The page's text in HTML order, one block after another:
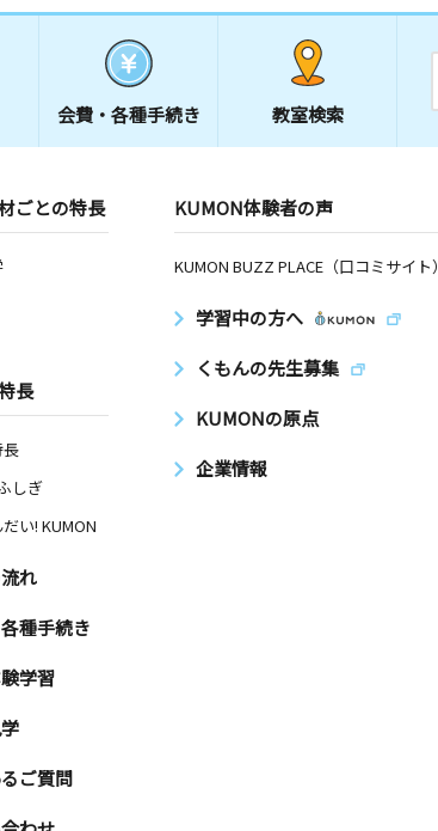
会費・ 各種手続き 教室検索
ごとの特長
長
長
しぎ
い! KUMON
れ
種手続き
学習
ご質問
KUMON体験者の声
KUMON BUZZ PLACE（口コミサイト）
学習中の方へ
くもんの先生募集
KUMONの原点
企業情報